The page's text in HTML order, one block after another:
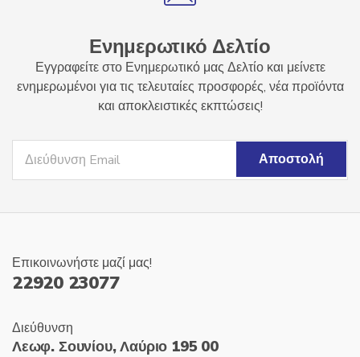
επιλεγούν
στη
σελίδα
του
Ενημερωτικό Δελτίο
Εγγραφείτε στο Ενημερωτικό μας Δελτίο και μείνετε
ενημερωμένοι για τις τελευταίες προσφορές, νέα προϊόντα
και αποκλειστικές εκπτώσεις!
Επικοινωνήστε μαζί μας!
22920 23077
Διεύθυνση
Λεωφ. Σουνίου, Λαύριο 195 00